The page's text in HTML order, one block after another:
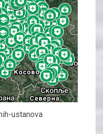
ustanova